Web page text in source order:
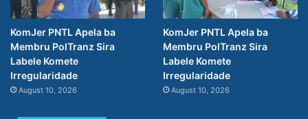
KomJer PNTL Apela ba
Membru PolTranz Sira
Labele Komete
Irregularidade
August 10, 2026
KomJer PNTL Apela ba
Membru PolTranz Sira
Labele Komete
Irregularidade
August 10, 2026